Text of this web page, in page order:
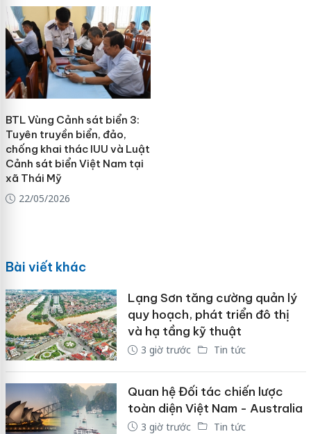
BTL Vùng Cảnh sát biển 3:
Tuyên truyền biển, đảo,
chống khai thác IUU và Luật
Cảnh sát biển Việt Nam tại
xã Thái Mỹ
22/05/2026
Bài viết khác
Lạng Sơn tăng cường quản lý
quy hoạch, phát triển đô thị
và hạ tầng kỹ thuật
3 giờ trước Tin tức
Quan hệ Đối tác chiến lược
toàn diện Việt Nam - Australia
3 giờ trước Tin tức